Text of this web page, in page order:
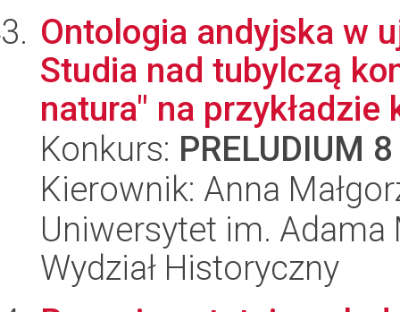
Ontologia andyjska w
Studia nad tubylczą
natura" na przykładzie
Konkurs: PRELUDIUM 8
Kierownik: Anna
Uniwersytet im.
Wydział Historyczny